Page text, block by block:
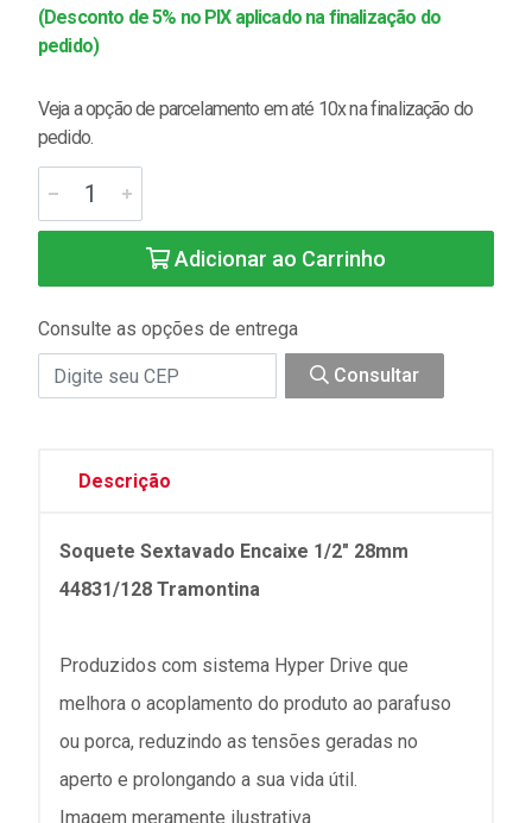
(Desconto de 5% no PIX aplicado na finalização do
pedido)
Veja a opção de parcelamento em até 10x na finalização do
pedido.
Adicionar ao Carrinho
Consulte as opções de entrega
Consultar
Descrição
Soquete Sextavado Encaixe 1/2" 28mm
44831/128 Tramontina
Produzidos com sistema Hyper Drive que
melhora o acoplamento do produto ao parafuso
ou porca, reduzindo as tensões geradas no
aperto e prolongando a sua vida útil.
Imagem meramente ilustrativa